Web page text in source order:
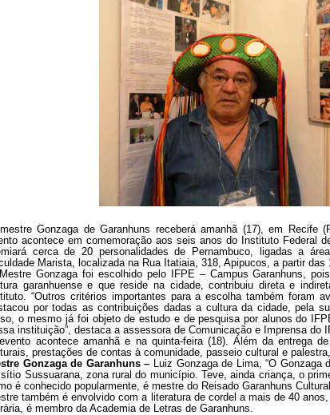
Gonzaga de Garanhuns receberá amanhã (17), em Recife
acontece em comemoração aos seis anos do Instituto Federal
cerca de 20 personalidades de Pernambuco, ligadas a
Marista, localizada na Rua Itatiaia, 318, Apipucos, a partir das
Gonzaga foi escolhido pelo IFPE – Campus Garanhuns,
garanhuense e que reside na cidade, contribuiu direta e
“Outros critérios importantes para a escolha também foram
por todas as contribuições dadas a cultura da cidade, pela
o mesmo já foi objeto de estudo e de pesquisa por alunos do
instituição”, destaca a assessora de Comunicação e Imprensa do
acontece amanhã e na quinta-feira (18). Além da entrega
prestações de contas à comunidade, passeio cultural e
Gonzaga de Garanhuns – Luiz Gonzaga de Lima, “O Gonzaga
Sussuarana, zona rural do município. Teve, ainda criança, o
é conhecido popularmente, é mestre do Reisado Garanhuns
também é envolvido com a literatura de cordel a mais de 40
é membro da Academia de Letras de Garanhuns.